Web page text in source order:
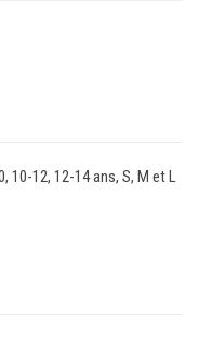
10-12, 12-14 ans, S, M et L